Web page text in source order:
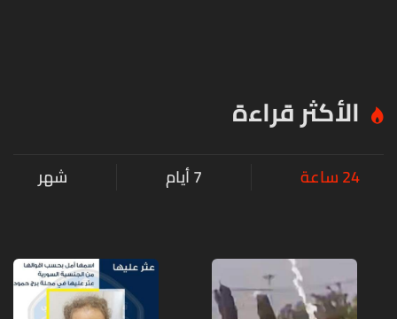
الأكثر قراءة
24 ساعة 7 أيام شهر